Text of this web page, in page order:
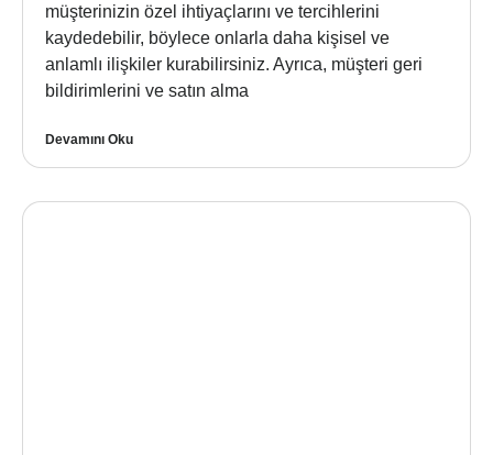
müşterinizin özel ihtiyaçlarını ve tercihlerini
kaydedebilir, böylece onlarla daha kişisel ve
anlamlı ilişkiler kurabilirsiniz. Ayrıca, müşteri geri
bildirimlerini ve satın alma
Devamını Oku